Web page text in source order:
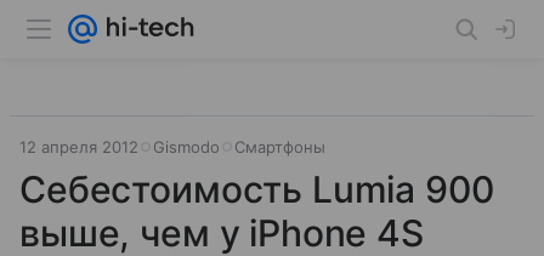
12 апреля 2012 Gismodo Смартфоны
Себестоимость Lumia 900
выше, чем у iPhone 4S